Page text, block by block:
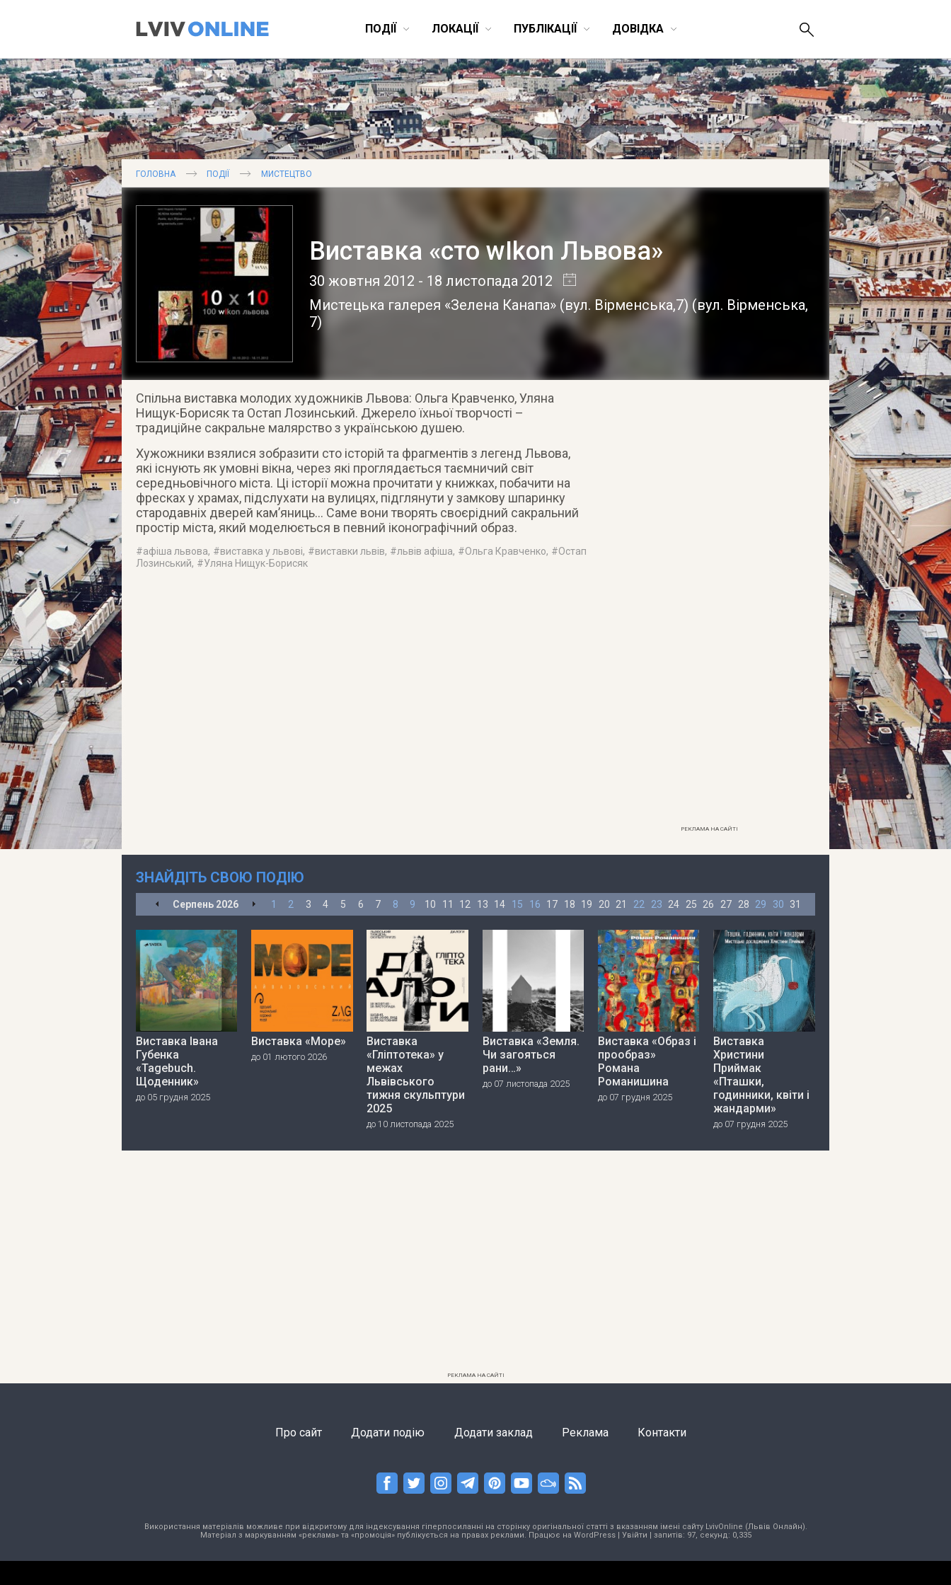
ПОДІЇ ЛОКАЦІЇ ПУБЛІКАЦІЇ ДОВІДКА
ГОЛОВНА ПОДІЇ МИСТЕЦТВО
Виставка «сто wIkon Львова»
30 жовтня 2012 - 18 листопада 2012
Мистецька галерея «Зелена Канапа» (вул. Вірменська,7) (вул. Вірменська,
7)
Спільна виставка молодих художників Львова: Ольга Кравченко, Уляна
Нищук-Борисяк та Остап Лозинський. Джерело їхньої творчості –
традиційне сакральне малярство з українською душею.
Хужожники взялися зобразити сто історій та фрагментів з легенд Львова,
які існують як умовні вікна, через які проглядається таємничий світ
середньовічного міста. Ці історії можна прочитати у книжках, побачити на
фресках у храмах, підслухати на вулицях, підглянути у замкову шпаринку
стародавніх дверей кам’яниць… Саме вони творять своєрідний сакральний
простір міста, який моделюється в певний іконографічний образ.
#афіша львова, #виставка у львові, #виставки львів, #львів афіша, #Ольга Кравченко, #Остап
Лозинський, #Уляна Нищук-Борисяк
РЕКЛАМА НА САЙТІ
ЗНАЙДІТЬ СВОЮ ПОДІЮ
Серпень 2026 1 2 3 4 5 6 7 8 9 10 11 12 13 14 15 16 17 18 19 20 21 22 23 24 25 26 27 28 29 30 31
Виставка Івана
Губенка
«Tagebuch.
Щоденник»
до 05 грудня 2025
Виставка «Море»
до 01 лютого 2026
Виставка
«Гліптотека» у
межах
Львівського
тижня скульптури
2025
до 10 листопада 2025
Виставка «Земля.
Чи загояться
рани…»
до 07 листопада 2025
Виставка «Образ і
прообраз»
Романа
Романишина
до 07 грудня 2025
Виставка
Христини
Приймак
«Пташки,
годинники, квіти і
жандарми»
до 07 грудня 2025
РЕКЛАМА НА САЙТІ
Про сайт Додати подію Додати заклад Реклама Контакти
Використання матеріалів можливе при відкритому для індексування гіперпосиланні на сторінку оригінальної статті з вказанням імені сайту LvivOnline (Львів Онлайн).
Матеріал з маркуванням «реклама» та «промоція» публікується на правах реклами. Працює на WordPress| Увійти | запитів: 97, секунд: 0,335